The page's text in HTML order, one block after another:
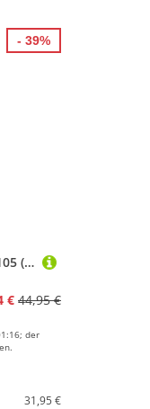
Oliver Squashschläger FN 105 (190g, Kopflastig) - besaitet
€ 44,95 €
der
31,95 €
- 39%